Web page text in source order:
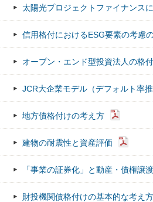
太陽光プロジェクトファイナンス
信用格付におけるESG要素の考慮
オープン・エンド型投資法人の格付
JCR大企業モデル（デフォルト率
地方債格付けの考え方
建物の耐震性と資産評価
「事業の証券化」と動産・債権譲
財投機関債格付けの基本的な考え方